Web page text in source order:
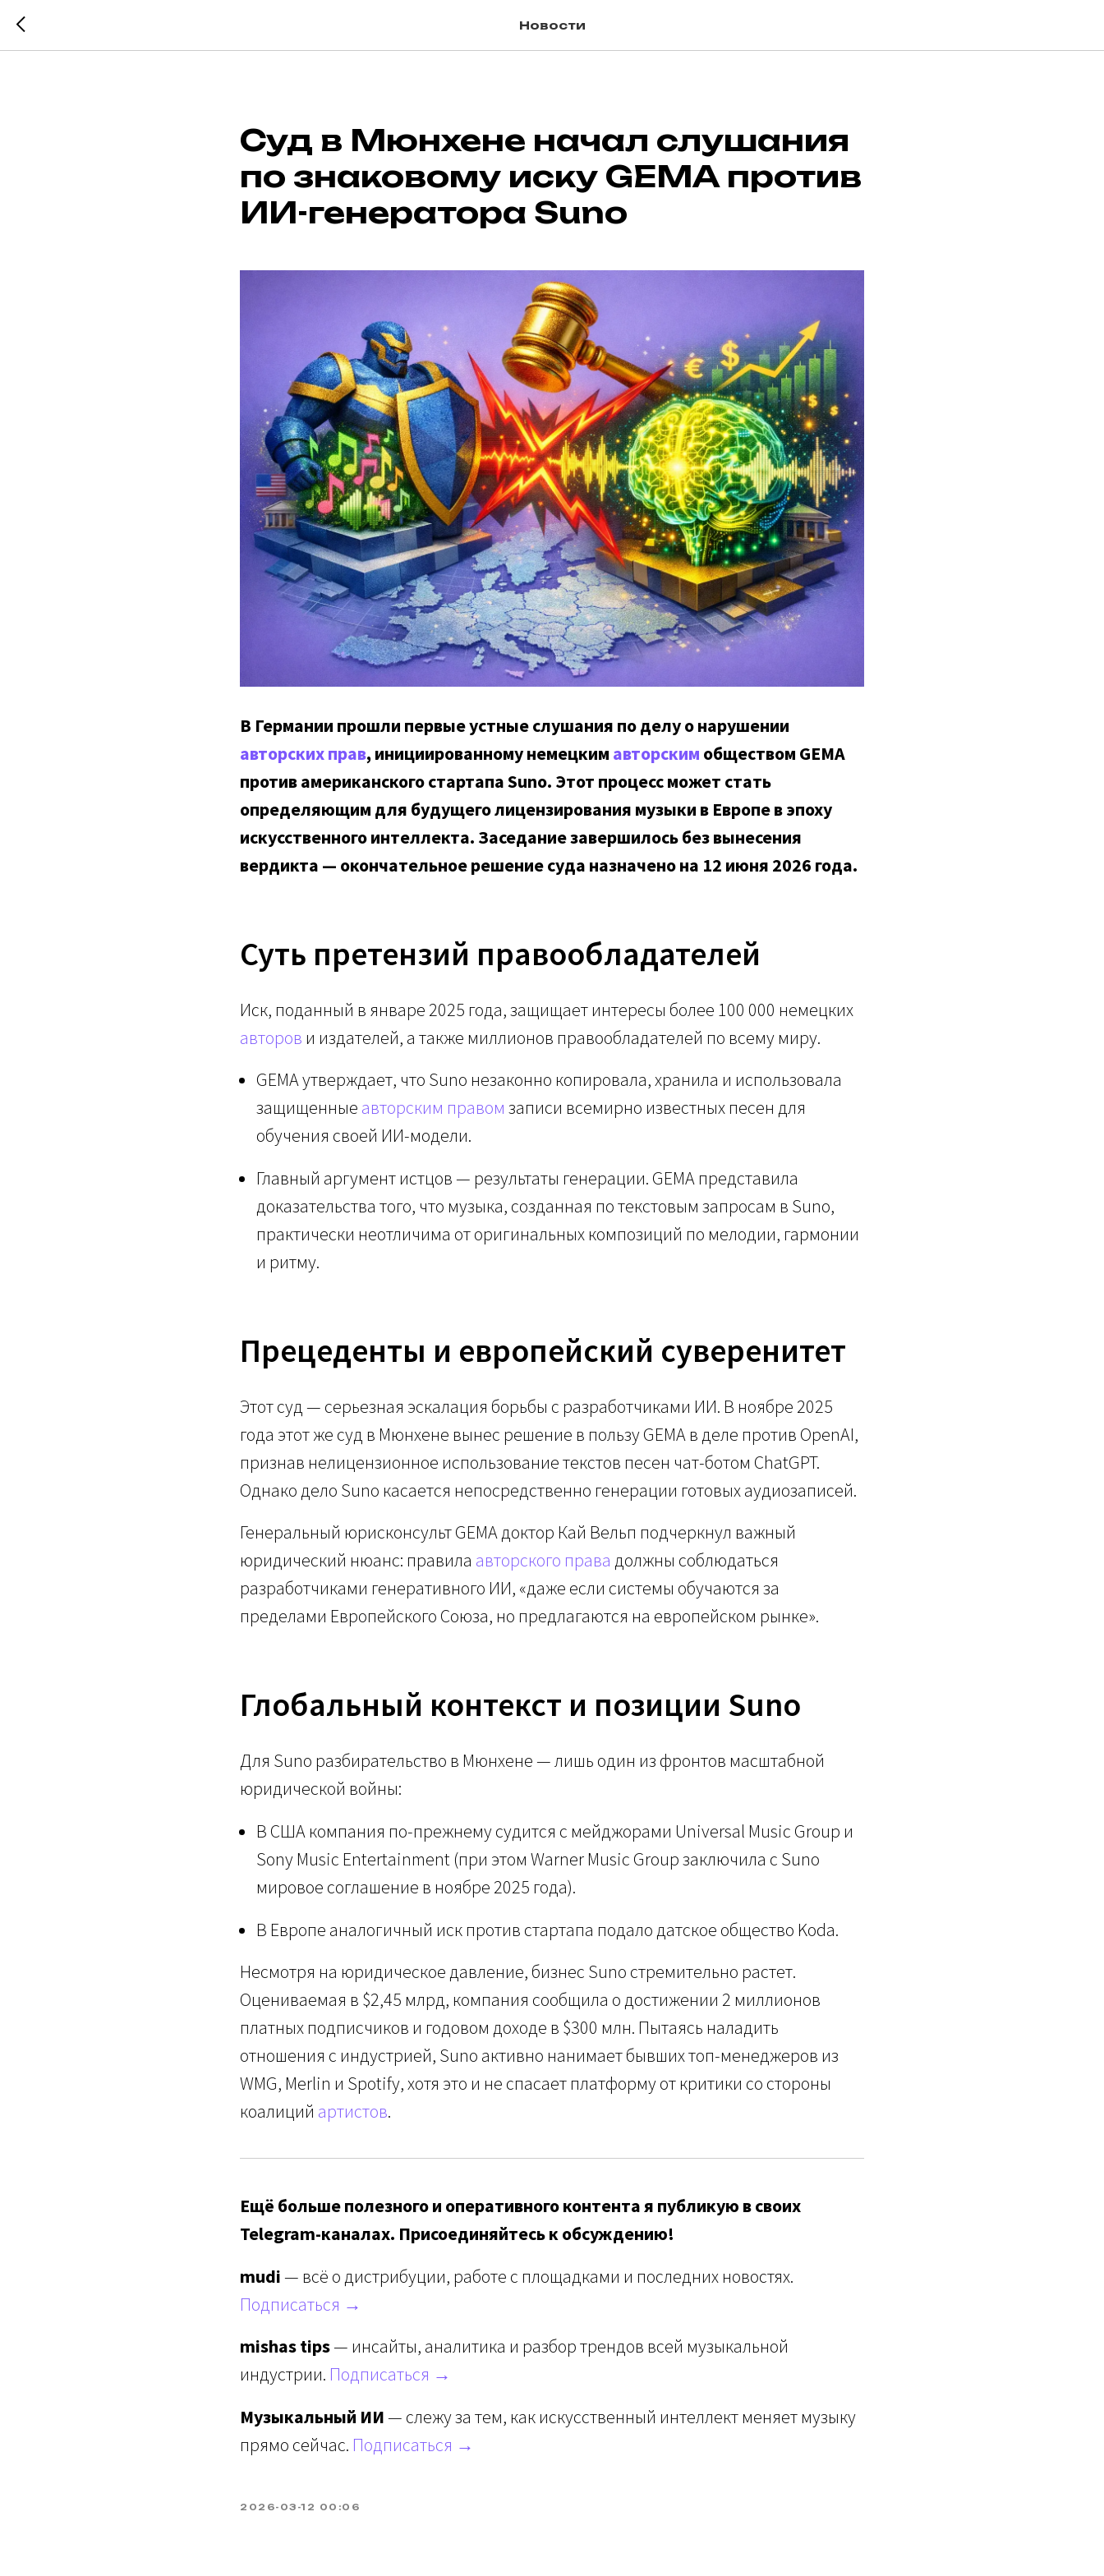
Новости
Суд в Мюнхене начал слушания
по знаковому иску GEMA против
ИИ-генератора Suno
В Германии прошли первые устные слушания по делу о нарушении
авторских прав, инициированному немецким авторским обществом GEMA
против американского стартапа Suno. Этот процесс может стать
определяющим для будущего лицензирования музыки в Европе в эпоху
искусственного интеллекта. Заседание завершилось без вынесения
вердикта — окончательное решение суда назначено на 12 июня 2026 года.
Суть претензий правообладателей
Иск, поданный в январе 2025 года, защищает интересы более 100 000 немецких
авторов и издателей, а также миллионов правообладателей по всему миру.
GEMA утверждает, что Suno незаконно копировала, хранила и использовала
защищенные авторским правом записи всемирно известных песен для
обучения своей ИИ-модели.
Главный аргумент истцов — результаты генерации. GEMA представила
доказательства того, что музыка, созданная по текстовым запросам в Suno,
практически неотличима от оригинальных композиций по мелодии, гармонии
и ритму.
Прецеденты и европейский суверенитет
Этот суд — серьезная эскалация борьбы с разработчиками ИИ. В ноябре 2025
года этот же суд в Мюнхене вынес решение в пользу GEMA в деле против OpenAI,
признав нелицензионное использование текстов песен чат-ботом ChatGPT.
Однако дело Suno касается непосредственно генерации готовых аудиозаписей.
Генеральный юрисконсульт GEMA доктор Кай Вельп подчеркнул важный
юридический нюанс: правила авторского права должны соблюдаться
разработчиками генеративного ИИ, «даже если системы обучаются за
пределами Европейского Союза, но предлагаются на европейском рынке».
Глобальный контекст и позиции Suno
Для Suno разбирательство в Мюнхене — лишь один из фронтов масштабной
юридической войны:
В США компания по-прежнему судится с мейджорами Universal Music Group и
Sony Music Entertainment (при этом Warner Music Group заключила с Suno
мировое соглашение в ноябре 2025 года).
В Европе аналогичный иск против стартапа подало датское общество Koda.
Несмотря на юридическое давление, бизнес Suno стремительно растет.
Оцениваемая в $2,45 млрд, компания сообщила о достижении 2 миллионов
платных подписчиков и годовом доходе в $300 млн. Пытаясь наладить
отношения с индустрией, Suno активно нанимает бывших топ-менеджеров из
WMG, Merlin и Spotify, хотя это и не спасает платформу от критики со стороны
коалиций артистов.
Ещё больше полезного и оперативного контента я публикую в своих
Telegram-каналах. Присоединяйтесь к обсуждению!
mudi— всё о дистрибуции, работе с площадками и последних новостях.
Подписаться →
mishas tips— инсайты, аналитика и разбор трендов всей музыкальной
индустрии. Подписаться →
Музыкальный ИИ— слежу за тем, как искусственный интеллект меняет музыку
прямо сейчас. Подписаться →
2026-03-12 00:06